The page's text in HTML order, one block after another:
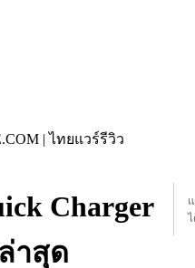
Charger
ล่าสุด